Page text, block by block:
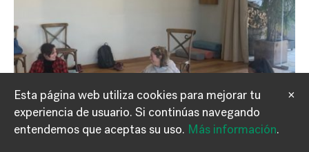
Información Contacto
×
Esta página web utiliza cookies para mejorar tu
experiencia de usuario. Si continúas navegando
entendemos que aceptas su uso. Más información.